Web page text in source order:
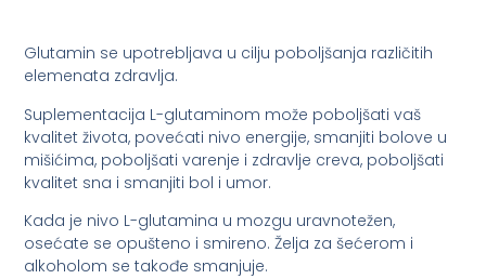
Glutamin se upotrebljava u cilju poboljšanja različitih
elemenata zdravlja.
Suplementacija L-glutaminom može poboljšati vaš
kvalitet života, povećati nivo energije, smanjiti bolove u
mišićima, poboljšati varenje i zdravlje creva, poboljšati
kvalitet sna i smanjiti bol i umor.
Kada je nivo L-glutamina u mozgu uravnotežen,
osećate se opušteno i smireno. Želja za šećerom i
alkoholom se takođe smanjuje.